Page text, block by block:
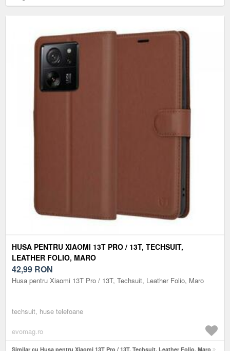
HUSA PENTRU XIAOMI 13T PRO / 13T, TECHSUIT,
LEATHER FOLIO, MARO
42,99 RON
Husa pentru Xiaomi 13T Pro / 13T, Techsuit, Leather Folio, Maro
techsuit, huse telefoane
evomag.ro
Similar cu Husa pentru Xiaomi 13T Pro / 13T, Techsuit, Leather Folio, Maro